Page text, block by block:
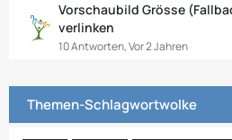
Vorschaubild Grösse
verlinken
10 Antworten, Vor 2 Jahren
Themen-Schlagwortwolke